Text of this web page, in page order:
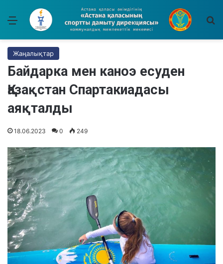
Мәзір
Жаңалықтар
Байдарка мен каноэ есуден
Қазақстан Спартакиадасы
аяқталды
18.06.2023 0 249